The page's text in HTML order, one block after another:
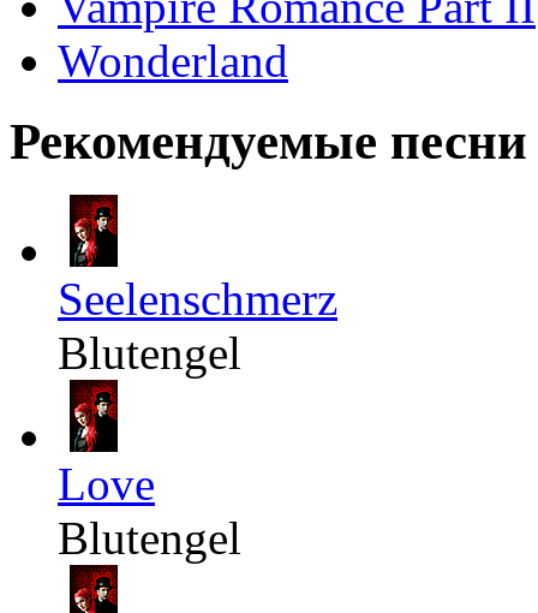
Wonderland
Рекомендуемые песни
Seelenschmerz
Blutengel
Love
Blutengel